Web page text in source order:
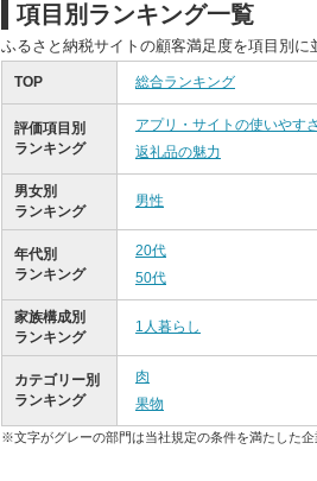
項目別ランキング一覧
ふるさと納税サイトの顧客満足度を項目別
TOP 総合ランキング
評価項目別
ランキング
アプリ・サイトの使いやす
返礼品の魅力
男女別
ランキング
男性
年代別
ランキング
20代
50代
家族構成別
ランキング
1人暮らし
カテゴリー別
ランキング
肉
果物
※文字がグレーの部門は当社規定の条件を満たした